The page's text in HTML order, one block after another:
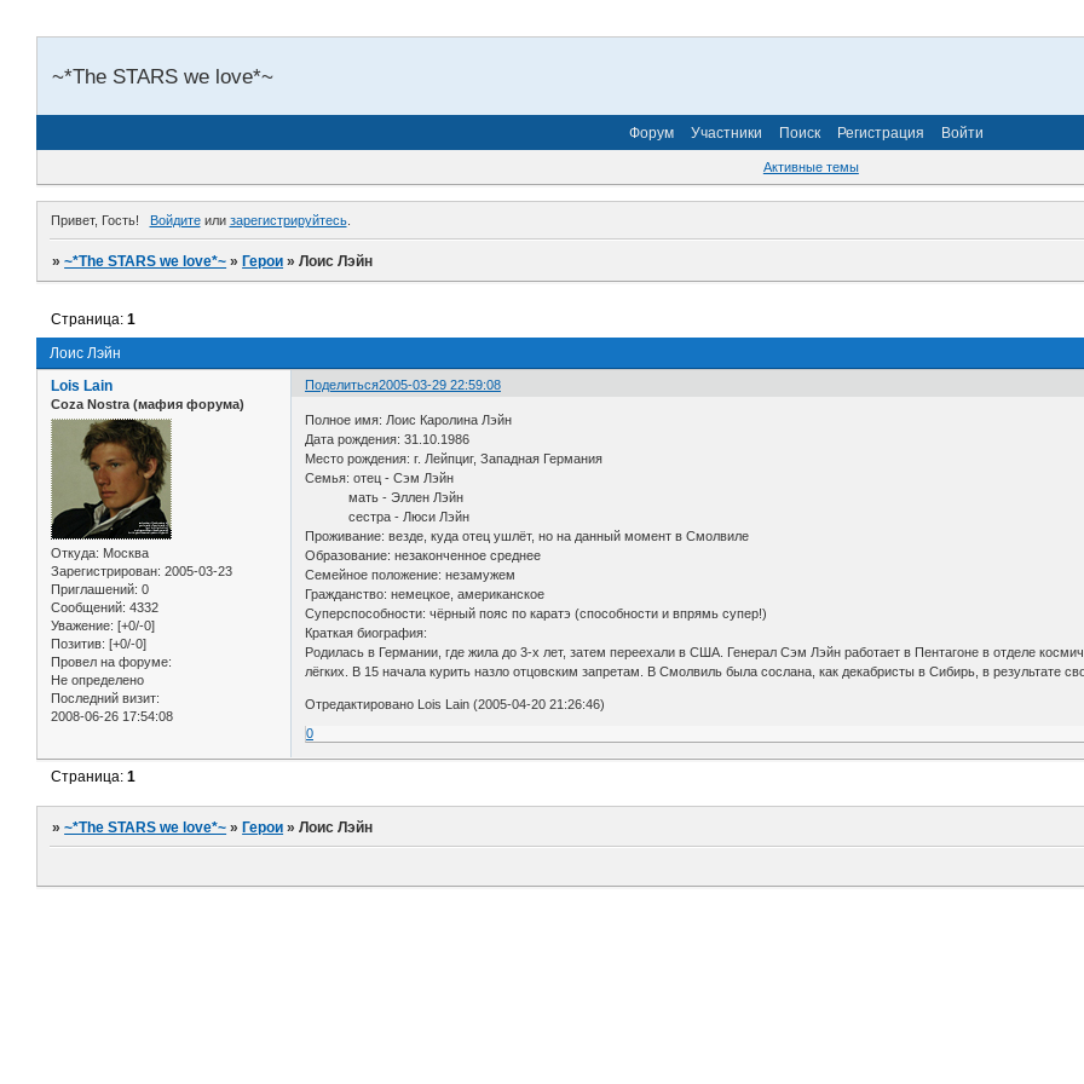
~*The STARS we love*~
Форум Участники Поиск Регистрация Войти
Активные темы
Привет, Гость! Войдитеили зарегистрируйтесь.
»~*The STARS we love*~ »Герои »Лоис Лэйн
Лоис Лэйн
Страница:1
Поделиться2005-03-29 22:59:08
Lois Lain
Coza Nostra (мафия форума)
Откуда: Москва
Зарегистрирован: 2005-03-23
Приглашений: 0
Сообщений: 4332
Уважение: [+0/-0]
Позитив: [+0/-0]
Провел на форуме:
Не определено
Последний визит:
2008-06-26 17:54:08
Полное имя: Лоис Каролина Лэйн
Дата рождения: 31.10.1986
Место рождения: г. Лейпциг, Западная Германия
Семья: отец - Сэм Лэйн
мать - Эллен Лэйн
сестра - Люси Лэйн
Проживание: везде, куда отец ушлёт, но на данный момент в Смолвиле
Образование: незаконченное среднее
Семейное положение: незамужем
Гражданство: немецкое, американское
Суперспособности: чёрный пояс по каратэ (способности и впрямь супер!)
Краткая биография:
Родилась в Германии, где жила до 3-х лет, затем переехали в США. Генерал Сэм Лэйн работает в Пентагоне в отделе
лёгких. В 15 начала курить назло отцовским запретам. В Смолвиль была сослана, как декабристы в Сибирь, в результате
Отредактировано Lois Lain (2005-04-20 21:26:46)
0
Страница:1
»~*The STARS we love*~ »Герои »Лоис Лэйн